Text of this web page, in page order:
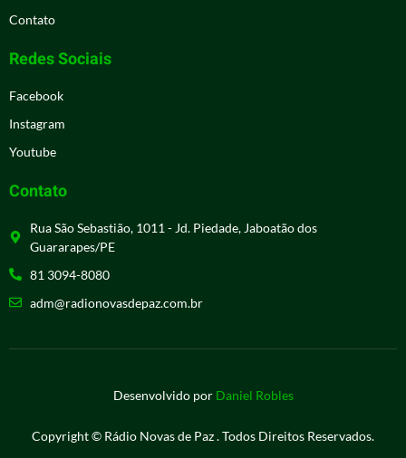
Contato
Redes Sociais
Facebook
Instagram
Youtube
Contato
Rua São Sebastião, 1011 - Jd. Piedade, Jaboatão dos
Guararapes/PE
81 3094-8080
adm@radionovasdepaz.com.br
Desenvolvido por Daniel Robles
Copyright © Rádio Novas de Paz . Todos Direitos Reservados.